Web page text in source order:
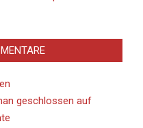
geschlossen auf